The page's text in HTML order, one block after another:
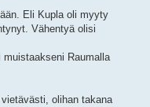
Eli Kupla oli myyty
Vähentyä olisi
Raumalla
olihan takana